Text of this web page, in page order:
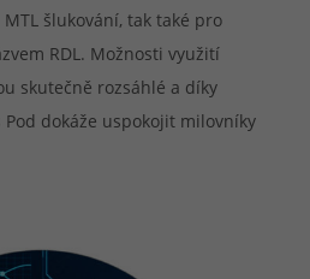
šlukování, tak také pro
RDL. Možnosti využití
skutečně rozsáhlé a díky
dokáže uspokojit milovníky